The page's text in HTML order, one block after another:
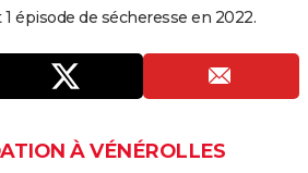
épisode de sécheresse en 2022.
À VÉNÉROLLES